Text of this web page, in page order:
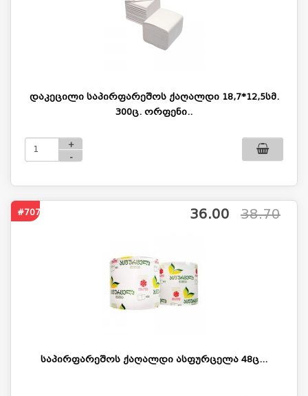
დაკეცილი საპირფარეშოს ქაღალდი 18,7*12,5სმ.
300ც. ორფენი..
+
-
#707 36.00 38.70
საპირფარეშოს ქაღალდი ასფურცელა 48ც...